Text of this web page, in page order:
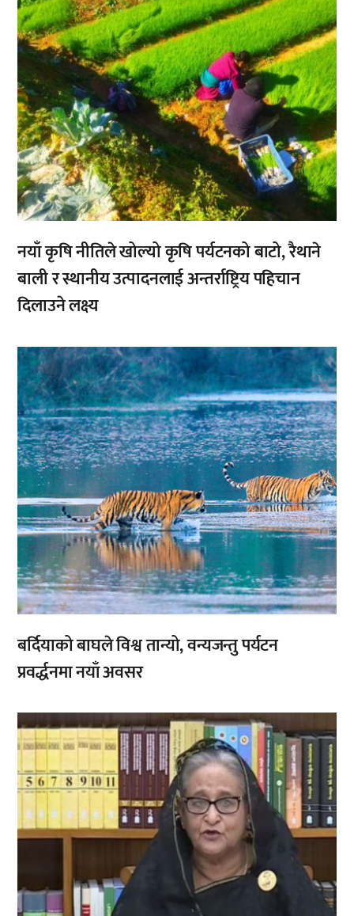
नयाँ कृषि नीतिले खोल्यो कृषि पर्यटनको बाटो, रैथाने
बाली र स्थानीय उत्पादनलाई अन्तर्राष्ट्रिय पहिचान
दिलाउने लक्ष्य
,
बर्दियाको बाघले विश्व तान्यो, वन्यजन्तु पर्यटन
प्रवर्द्धनमा नयाँ अवसर
,,